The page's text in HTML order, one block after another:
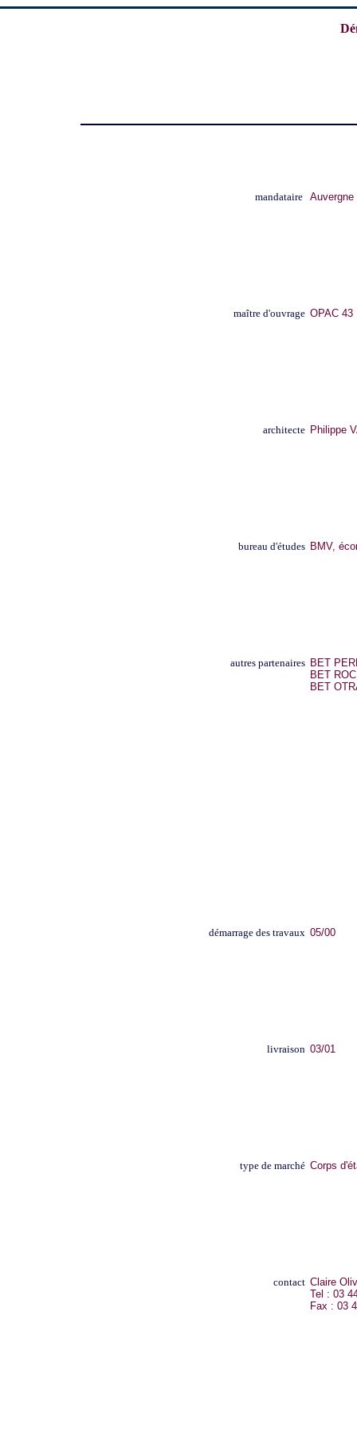
mandataire Auvergne
maître d'ouvrage OPAC 43
architecte Philippe
bureau d'études BMV,
autres partenaires BET
BET
BET
démarrage des travaux 05/00
livraison 03/01
type de marché Corps
contact Claire
Tel : 03
Fax : 03